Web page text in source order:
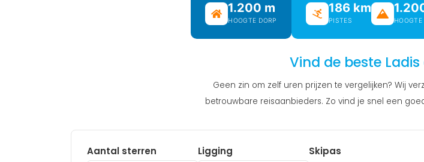
1.200 m
HOOGTE DORP
186 km
PISTES HOOGTE
Vind de beste
Geen zin om zelf uren prijzen te vergelijken? Wij
betrouwbare reisaanbieders. Zo vind je snel een
Aantal sterren Ligging Skipas